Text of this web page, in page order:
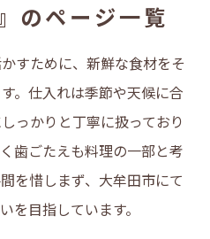
のページ一覧
すために、新鮮な食材をそ
。仕入れは季節や天候に合
っかりと丁寧に扱っており
歯ごたえも料理の一部と考
を惜しまず、大牟田市にて
を目指しています。